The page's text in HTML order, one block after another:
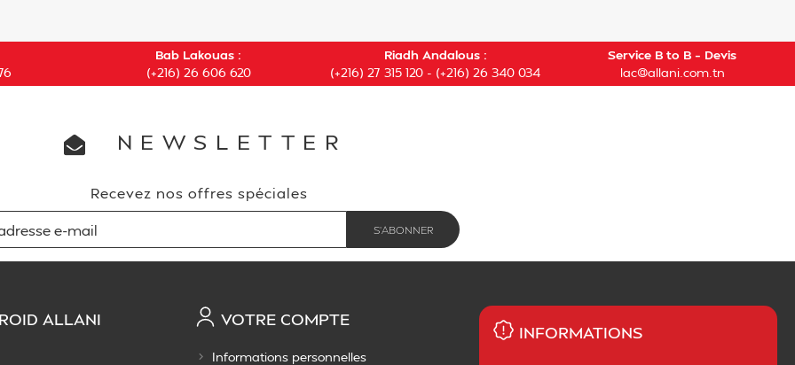
Bab Lakouas :
(+216) 26 606 620
Riadh Andalous :
(+216) 27 315 120 - (+216) 26 340 034
Service B to B – Devis
lac@allani.com.tn
NEWSLETTER
Recevez nos offres spéciales
ALLANI VOTRE COMPTE
Informations personnelles
INFORMATIONS